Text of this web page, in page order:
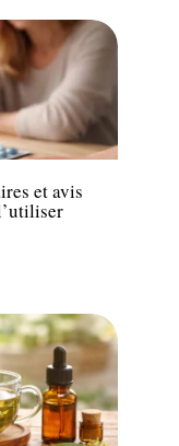
et avis